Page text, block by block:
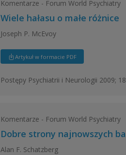
Komentarze - Forum World Psychiatry
Wiele hałasu o małe różnice
Joseph P. McEvoy
Artykuł w formacie PDF
Postępy Psychiatrii i Neurologii 2009;
Komentarze - Forum World Psychiatry
Dobre strony najnowszych
Alan F. Schatzberg